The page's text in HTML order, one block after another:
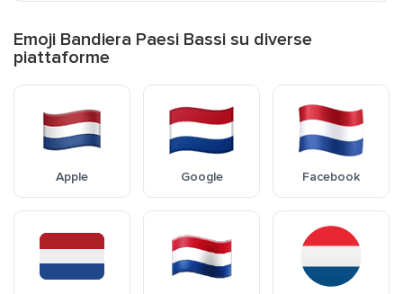
Emoji Bandiera Paesi Bassi su diverse
piattaforme
Apple Google Facebook